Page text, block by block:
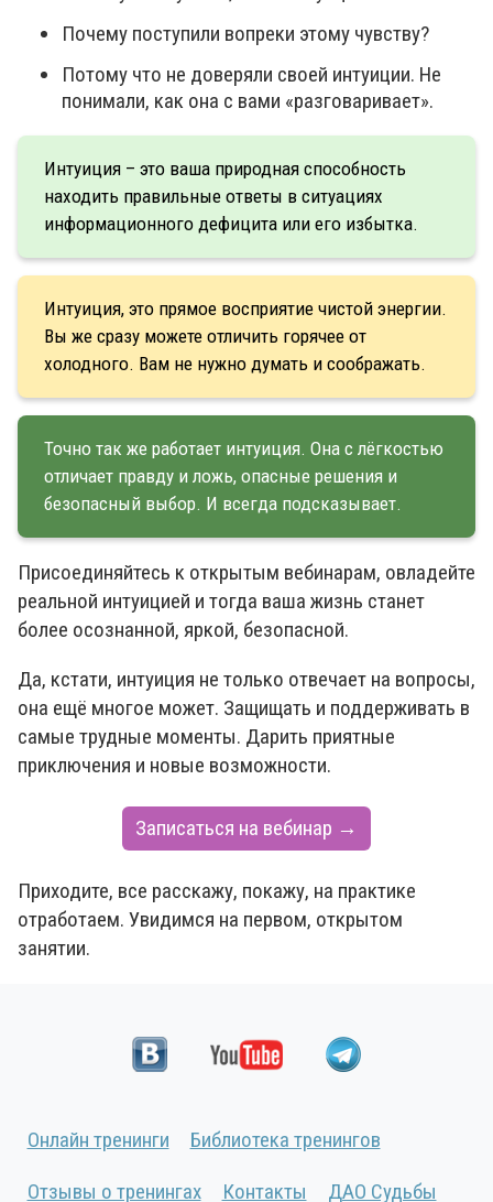
Почему поступили вопреки этому чувству?
Потому что не доверяли своей интуиции. Не
понимали, как она с вами «разговаривает».
Интуиция – это ваша природная способность
находить правильные ответы в ситуациях
информационного дефицита или его избытка.
Интуиция, это прямое восприятие чистой энергии.
Вы же сразу можете отличить горячее от
холодного. Вам не нужно думать и соображать.
Точно так же работает интуиция. Она с лёгкостью
отличает правду и ложь, опасные решения и
безопасный выбор. И всегда подсказывает.
Присоединяйтесь к открытым вебинарам, овладейте
реальной интуицией и тогда ваша жизнь станет
более осознанной, яркой, безопасной.
Да, кстати, интуиция не только отвечает на вопросы,
она ещё многое может. Защищать и поддерживать в
самые трудные моменты. Дарить приятные
приключения и новые возможности.
Записаться на вебинар →
Приходите, все расскажу, покажу, на практике
отработаем. Увидимся на первом, открытом
занятии.
Онлайн тренинги Библиотека тренингов
Отзывы о тренингах Контакты ДАО Судьбы